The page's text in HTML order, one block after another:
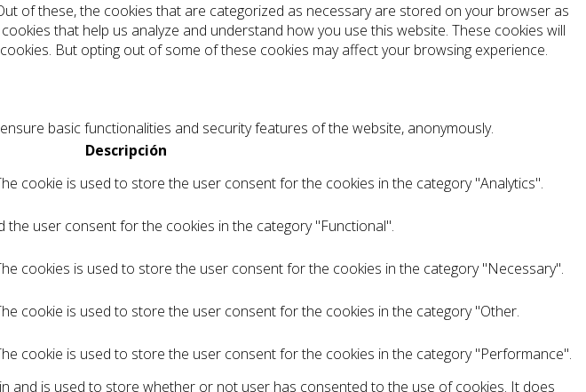
of these, the cookies that are categorized as necessary are stored on your browser as
that help us analyze and understand how you use this website. These cookies will
But opting out of some of these cookies may affect your browsing experience.
basic functionalities and security features of the website, anonymously.
Descripción
cookie is used to store the user consent for the cookies in the category "Analytics".
user consent for the cookies in the category "Functional".
cookies is used to store the user consent for the cookies in the category "Necessary".
cookie is used to store the user consent for the cookies in the category "Other.
cookie is used to store the user consent for the cookies in the category "Performance".
and is used to store whether or not user has consented to the use of cookies. It does